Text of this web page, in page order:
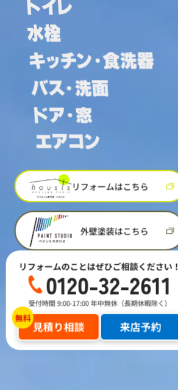
リフォームはこちら
外壁塗装はこちら
リフォームのことはぜひご相談ください！
0120-32-2611
受付時間 9:00-17:00 年中無休（長期休暇除く）
見積り相談 来店予約